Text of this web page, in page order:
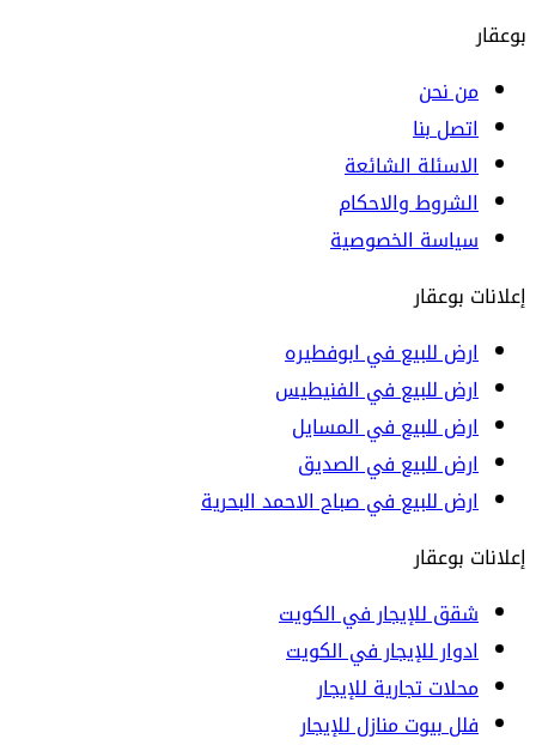
بوعقار
من نحن
اتصل بنا
الاسئلة الشائعة
الشروط والاحكام
سياسة الخصوصية
إعلانات بوعقار
ارض للبيع في ابوفطيره
ارض للبيع في الفنيطيس
ارض للبيع في المسايل
ارض للبيع في الصديق
ارض للبيع في صباح الاحمد البحرية
إعلانات بوعقار
شقق للإيجار في الكويت
ادوار للإيجار في الكويت
محلات تجارية للإيجار
فلل بيوت منازل للإيجار